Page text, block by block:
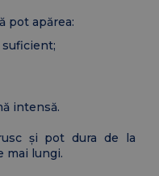
pot apărea:
intensă.
și pot dura de la
mai lungi.